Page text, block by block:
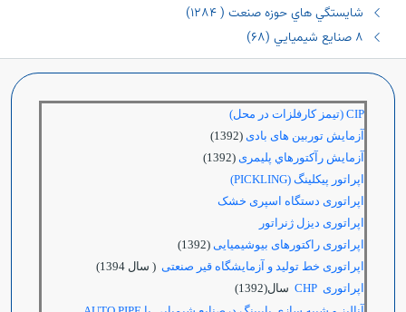
شايستگي هاي حوزه صنعت ( ١٢٨٤)
٨ صنايع شيميايي (٦٨)
CIP (تیمز کارفلزات در محل)
آزمایش توربین های بادی (1392)
آزمایش رآكتورهاي پليمری (1392)
اپراتور پیکلینگ (PICKLING)
اپراتوری دستگاه اسپری خشک
اپراتوری دیزل ژنراتور
اپراتوری راکتورهای بیوشیمیایی (1392)
اپراتوری خط تولید و آزمایشگاه قیر صنعتی ( سال 1394)
اپراتوری CHP
سال(1392)